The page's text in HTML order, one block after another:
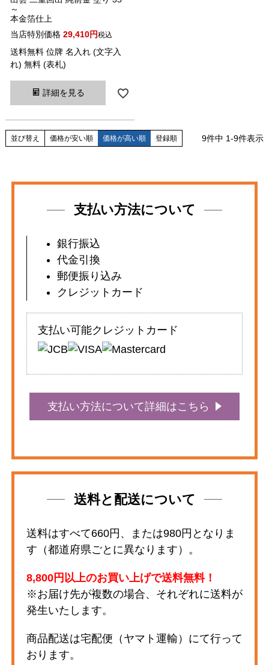
～
本金箔仕上
当店特別価格 29,410 税込
送料無料 位牌 名入れ (文字入
れ) 無料 (表札)
詳細を見る
並び替え 価格が安い順 価格が高い順 登録順 9件中 1-9件表示
支払い方法について
銀行振込
代金引換
郵便振り込み
クレジットカード
支払い可能クレジットカード
支払い方法について詳細はこちら
送料と配送について
送料はすべて660円、または980円となりま
す（都道府県ごとに異なります）。
8,800円以上のお買い上げで送料無料！
※お届け先が複数の場合、それぞれに送料が
発生いたします。
商品配送は宅配便（ヤマト運輸）にて行って
おります。